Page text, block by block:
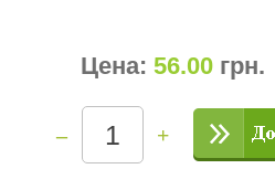
Цена: 56.00 грн.
– +